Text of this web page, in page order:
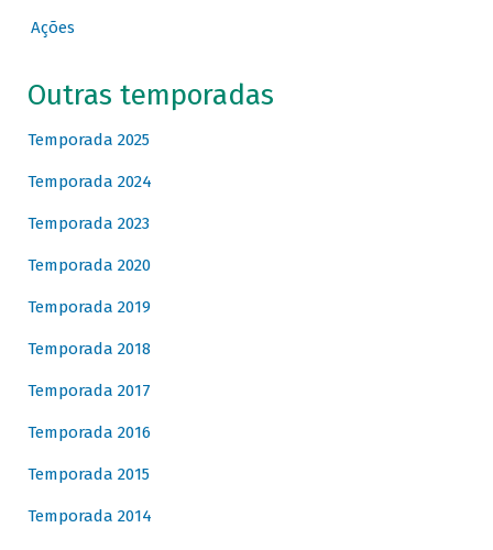
Ações
Outras temporadas
Temporada 2025
Temporada 2024
Temporada 2023
Temporada 2020
Temporada 2019
Temporada 2018
Temporada 2017
Temporada 2016
Temporada 2015
Temporada 2014